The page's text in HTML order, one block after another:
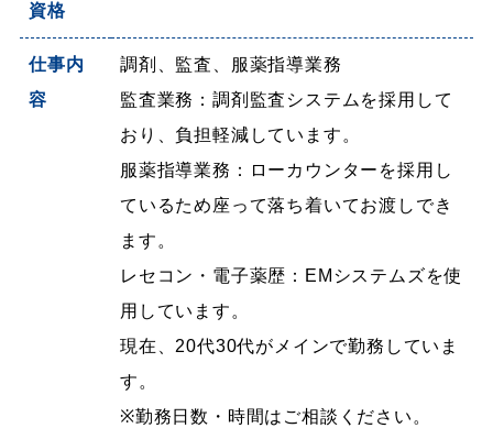
資格
仕事内
容
調剤、監査、服薬指導業務
監査業務：調剤監査システムを採用して
おり、負担軽減しています。
服薬指導業務：ローカウンターを採用し
ているため座って落ち着いてお渡しでき
ます。
レセコン・電子薬歴：EMシステムズを使
用しています。
現在、20代30代がメインで勤務していま
す。
※勤務日数・時間はご相談ください。